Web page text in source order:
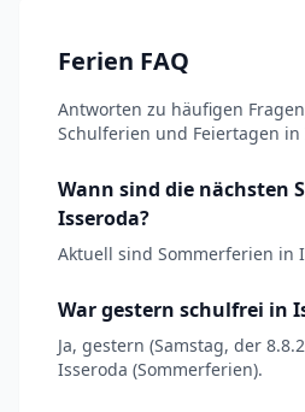
Ferien FAQ
Antworten zu häufigen
Schulferien und Feiertagen in
Wann sind die nächsten
Isseroda?
Aktuell sind Sommerferien in
War gestern schulfrei in
Ja, gestern (Samstag, der
Isseroda (Sommerferien).